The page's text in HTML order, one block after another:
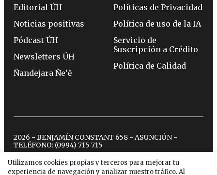
Utilizamos cookies propias y terceros para mejorar tu
experiencia de navegación y analizar nuestro tráfico. Al
Editorial ÚH
Noticias positivas
Pódcast ÚH
Newsletters ÚH
Ñandejara Ñe’ẽ
Políticas de Privacidad
Política de uso de la IA
Servicio de
Suscripción a Crédito
Política de Calidad
2026 - BENJAMÍN CONSTANT 658 - ASUNCIÓN -
TELÉFONO: (0994) 715 715